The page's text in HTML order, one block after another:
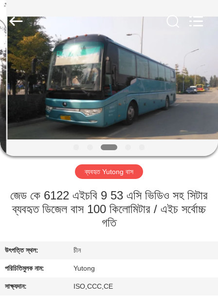
বাড়ি
পণ্য
আমাদের
সম্পর্কে
কারখানা
মান
যোগাযোগ
করুন
ZHENGZHOU
COOPER
CO.,
LTD..
All
Rights
Reserved.
ব্যবহৃত Yutong বাস
জেড কে 6122 এইচবি 9 53 এসি ভিডিও সহ সিটার
ব্যবহৃত ডিজেল বাস 100 কিলোমিটার / এইচ সর্বোচ্চ
গতি
উৎপত্তি স্থল: চীন
পরিচিতিমুলক নাম: Yutong
সাক্ষ্যদান: ISO,CCC,CE